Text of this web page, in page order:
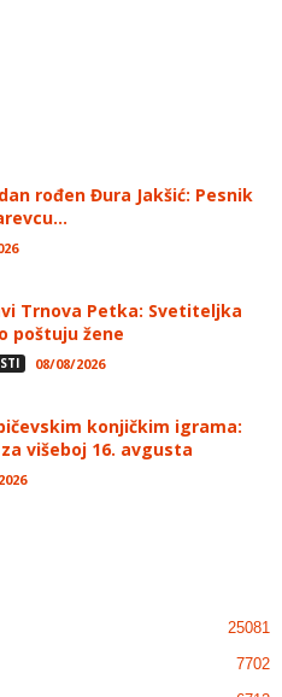
rođen Đura Jakšić: Pesnik
Trnova Petka: Svetiteljka
poštuju žene
08/08/2026
konjičkim igrama:
višeboj 16. avgusta
25081
7702